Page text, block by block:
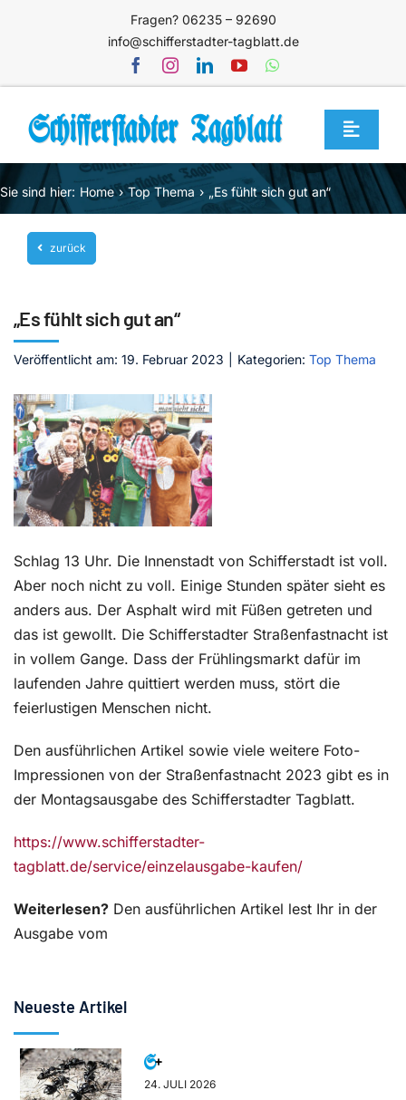
Fragen? 06235 – 92690
info@schifferstadter-tagblatt.de
Toggle
Home
Themen
Blog
Service
Mediathek
Jetzt abonnieren
Kontakt
Sie sind hier: Home Top Thema „Es fühlt sich gut an“
zurück
„Es fühlt sich gut an“
Veröffentlicht am: 19. Februar 2023 Kategorien: Top Thema
Schlag 13 Uhr. Die Innenstadt von Schifferstadt ist voll.
Aber noch nicht zu voll. Einige Stunden später sieht es
anders aus. Der Asphalt wird mit Füßen getreten und
das ist gewollt. Die Schifferstadter Straßenfastnacht ist
in vollem Gange. Dass der Frühlingsmarkt dafür im
laufenden Jahre quittiert werden muss, stört die
feierlustigen Menschen nicht.
Den ausführlichen Artikel sowie viele weitere Foto-
Impressionen von der Straßenfastnacht 2023 gibt es in
der Montagsausgabe des Schifferstadter Tagblatt.
https://www.schifferstadter-
tagblatt.de/service/einzelausgabe-kaufen/
Weiterlesen? Den ausführlichen Artikel lest Ihr in der
Ausgabe vom
Neueste Artikel
24. JULI 2026